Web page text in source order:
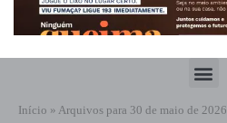
Início » Arquivos para 30 de maio de 2026